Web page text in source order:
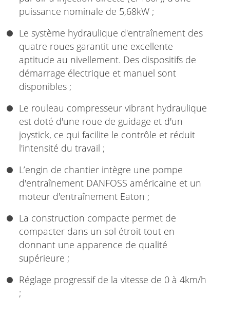
puissance nominale de 5,68kW ;
Le système hydraulique d'entraînement des
quatre roues garantit une excellente
aptitude au nivellement. Des dispositifs de
démarrage électrique et manuel sont
disponibles ;
Le rouleau compresseur vibrant hydraulique
est doté d'une roue de guidage et d'un
joystick, ce qui facilite le contrôle et réduit
l'intensité du travail ;
L’engin de chantier intègre une pompe
d'entraînement DANFOSS américaine et un
moteur d'entraînement Eaton ;
La construction compacte permet de
compacter dans un sol étroit tout en
donnant une apparence de qualité
supérieure ;
Réglage progressif de la vitesse de 0 à 4km/h
;